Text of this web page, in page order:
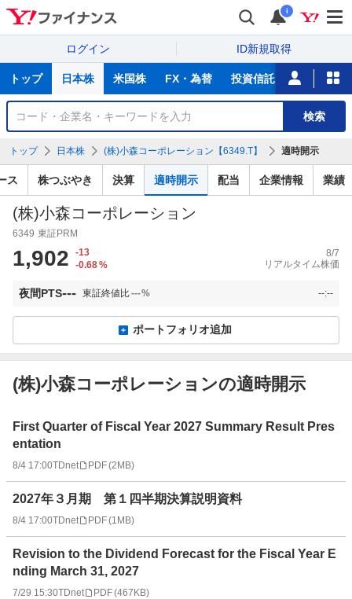
i
ログイン ID新規取得
サ
トップ 日本株 米国株 FX・為替 投資信託 ニュース
銘
検
索
検索
トップ 日本株 (株)小森コーポレーション【6349.T】 適時開示
ス 株つぶやき 決算 適時開示 配当 企業情報 業績
(株)小森コーポレーション
6349 東証PRM
1,902
-13
-0.68%
8/7
リアルタイム株価
夜間PTS--- 東証終値比---% --:--
ポートフォリオ追加
(株)小森コーポレーションの適時開示
情
覧
First Quarter of Fiscal Year 2027 Summary Result Pres
entation
8/4 17:00TDnet PDF(2MB)
2027年３月期 第１四半期決算説明資料
8/4 17:00TDnet PDF(1MB)
Revision to the Dividend Forecast for the Fiscal Year E
nding March 31, 2027
7/29 15:30TDnet PDF(467KB)